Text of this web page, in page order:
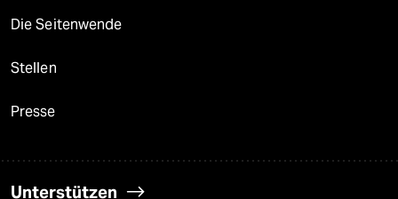
Die Seitenwende
Stellen
Presse
Unterstützen